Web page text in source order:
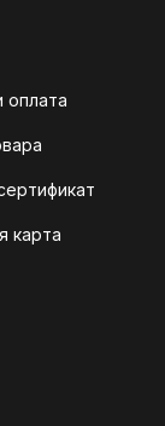
оплата
карта